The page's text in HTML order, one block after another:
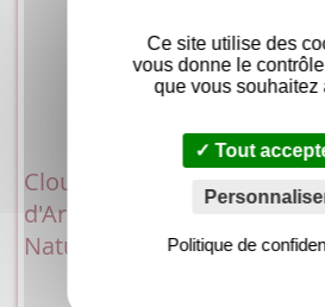
Clou
d'Arpentage
Naturel
Clou
Ce site utilise des
vous donne le
que vous souhaitez
Tout
Politique de